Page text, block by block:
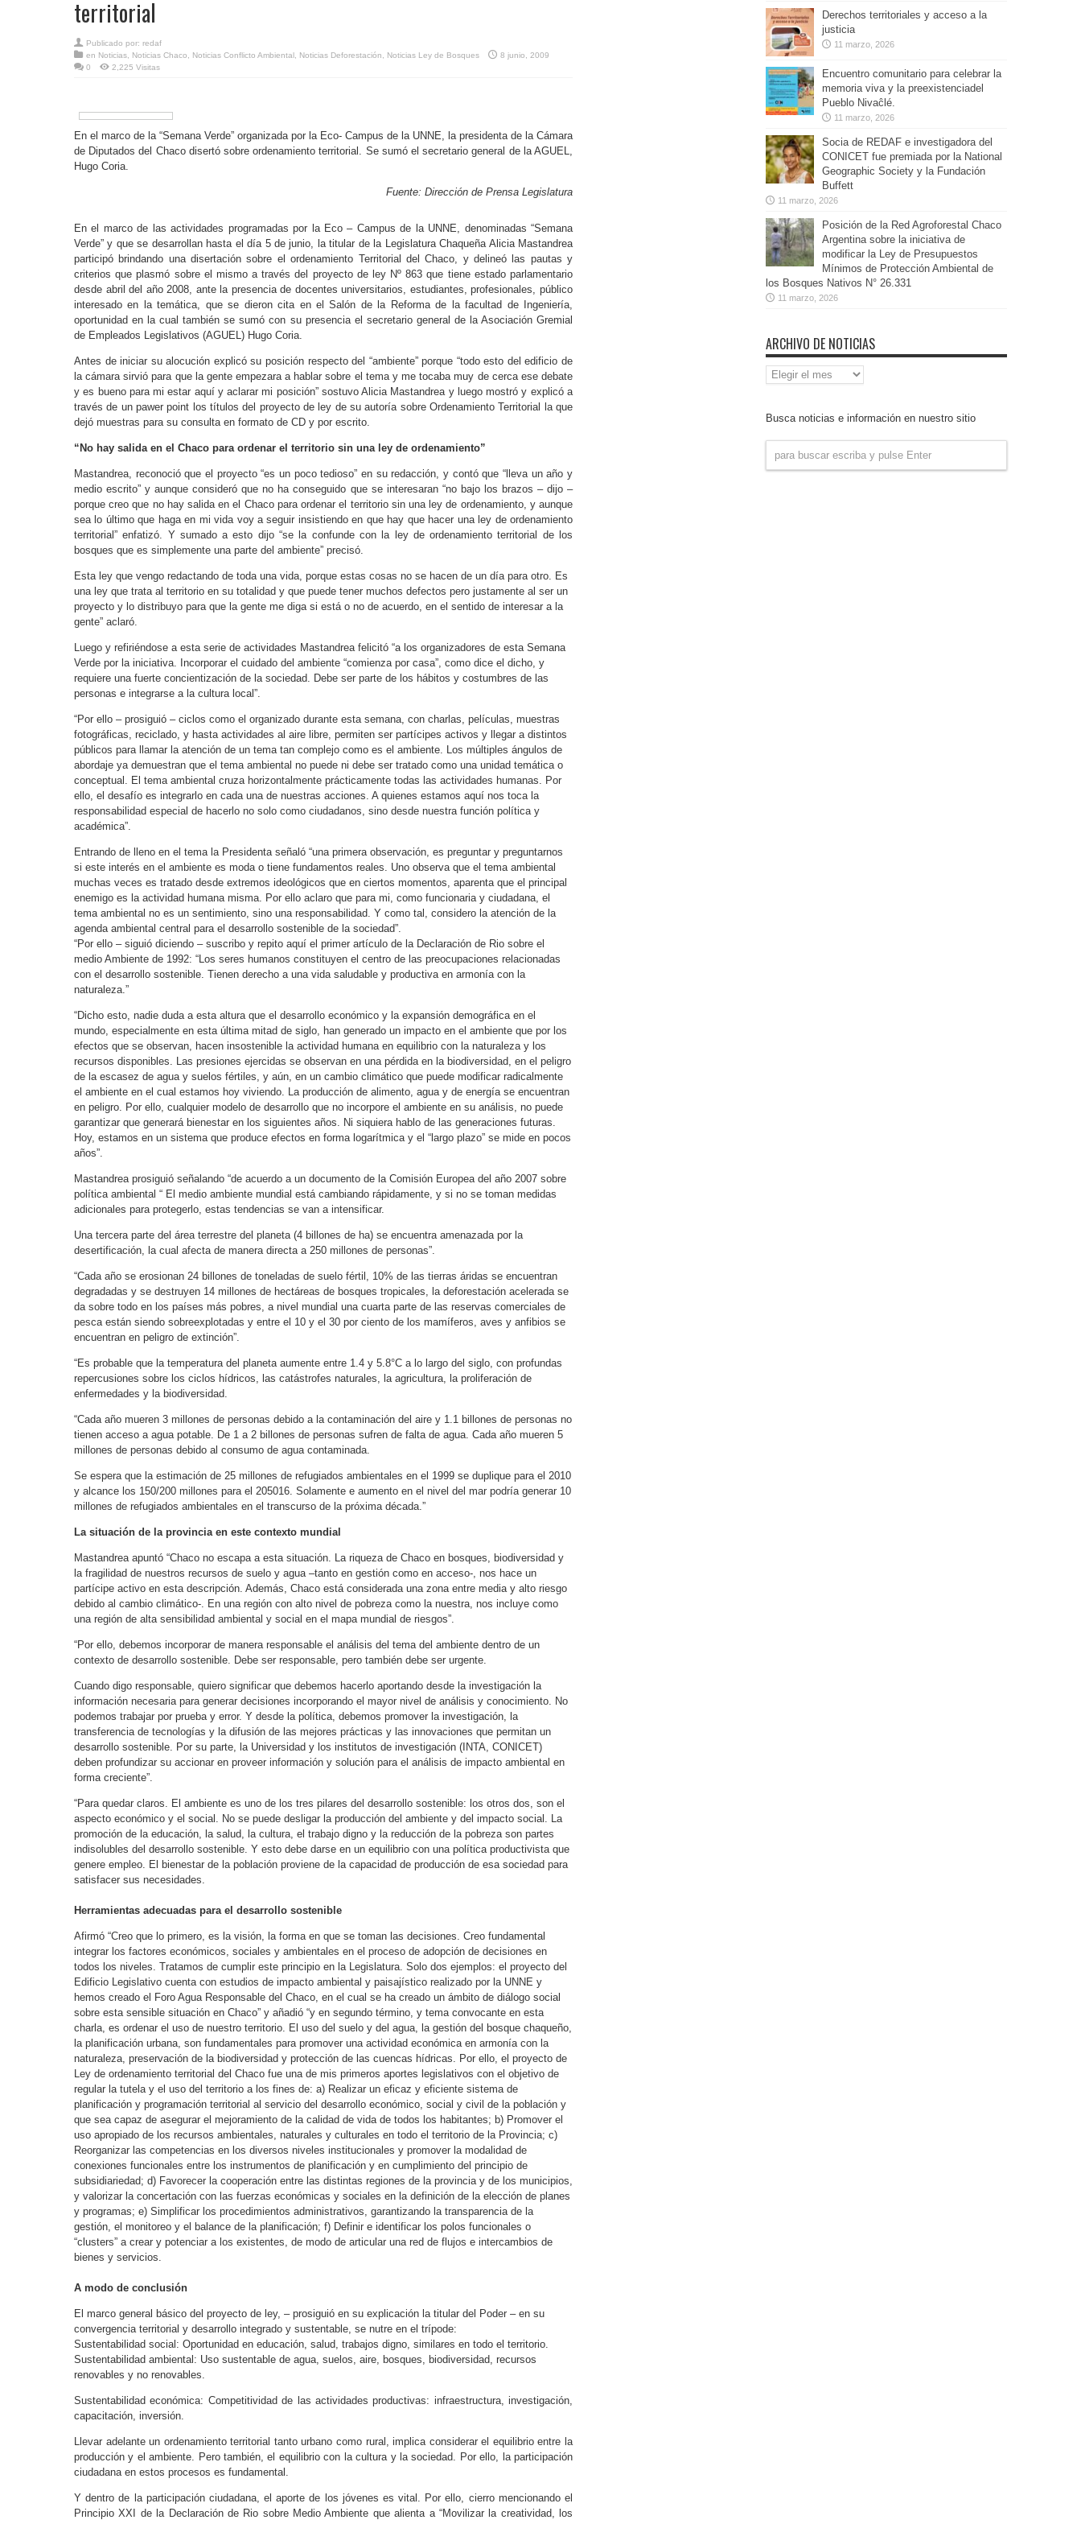
territorial
Publicado por: redaf
en Noticias Noticias Chaco Noticias Conflicto Ambiental Noticias Deforestación Noticias Ley de Bosques
8 junio, 2009
0
2,225 Visitas
En el marco de la “Semana Verde” organizada por la Eco- Campus de la UNNE, la presidenta de la Cámara
de Diputados del Chaco disertó sobre ordenamiento territorial. Se sumó el secretario general de la AGUEL,
Hugo Coria.
Fuente: Dirección de Prensa Legislatura
En el marco de las actividades programadas por la Eco – Campus de la UNNE, denominadas “Semana
Verde” y que se desarrollan hasta el día 5 de junio, la titular de la Legislatura Chaqueña Alicia Mastandrea
participó brindando una disertación sobre el ordenamiento Territorial del Chaco, y delineó las pautas y
criterios que plasmó sobre el mismo a través del proyecto de ley Nº 863 que tiene estado parlamentario
desde abril del año 2008, ante la presencia de docentes universitarios, estudiantes, profesionales, público
interesado en la temática, que se dieron cita en el Salón de la Reforma de la facultad de Ingeniería,
oportunidad en la cual también se sumó con su presencia el secretario general de la Asociación Gremial
de Empleados Legislativos (AGUEL) Hugo Coria.
Antes de iniciar su alocución explicó su posición respecto del “ambiente” porque “todo esto del edificio de
la cámara sirvió para que la gente empezara a hablar sobre el tema y me tocaba muy de cerca ese debate
y es bueno para mi estar aquí y aclarar mi posición” sostuvo Alicia Mastandrea y luego mostró y explicó a
través de un pawer point los títulos del proyecto de ley de su autoría sobre Ordenamiento Territorial la que
dejó muestras para su consulta en formato de CD y por escrito.
“No hay salida en el Chaco para ordenar el territorio sin una ley de ordenamiento”
Mastandrea, reconoció que el proyecto “es un poco tedioso” en su redacción, y contó que “lleva un año y
medio escrito” y aunque consideró que no ha conseguido que se interesaran “no bajo los brazos – dijo –
porque creo que no hay salida en el Chaco para ordenar el territorio sin una ley de ordenamiento, y aunque
sea lo último que haga en mi vida voy a seguir insistiendo en que hay que hacer una ley de ordenamiento
territorial” enfatizó. Y sumado a esto dijo “se la confunde con la ley de ordenamiento territorial de los
bosques que es simplemente una parte del ambiente” precisó.
Esta ley que vengo redactando de toda una vida, porque estas cosas no se hacen de un día para otro. Es
una ley que trata al territorio en su totalidad y que puede tener muchos defectos pero justamente al ser un
proyecto y lo distribuyo para que la gente me diga si está o no de acuerdo, en el sentido de interesar a la
gente” aclaró.
Luego y refiriéndose a esta serie de actividades Mastandrea felicitó “a los organizadores de esta Semana
Verde por la iniciativa. Incorporar el cuidado del ambiente “comienza por casa”, como dice el dicho, y
requiere una fuerte concientización de la sociedad. Debe ser parte de los hábitos y costumbres de las
personas e integrarse a la cultura local”.
“Por ello – prosiguió – ciclos como el organizado durante esta semana, con charlas, películas, muestras
fotográficas, reciclado, y hasta actividades al aire libre, permiten ser partícipes activos y llegar a distintos
públicos para llamar la atención de un tema tan complejo como es el ambiente. Los múltiples ángulos de
abordaje ya demuestran que el tema ambiental no puede ni debe ser tratado como una unidad temática o
conceptual. El tema ambiental cruza horizontalmente prácticamente todas las actividades humanas. Por
ello, el desafío es integrarlo en cada una de nuestras acciones. A quienes estamos aquí nos toca la
responsabilidad especial de hacerlo no solo como ciudadanos, sino desde nuestra función política y
académica”.
Entrando de lleno en el tema la Presidenta señaló “una primera observación, es preguntar y preguntarnos
si este interés en el ambiente es moda o tiene fundamentos reales. Uno observa que el tema ambiental
muchas veces es tratado desde extremos ideológicos que en ciertos momentos, aparenta que el principal
enemigo es la actividad humana misma. Por ello aclaro que para mi, como funcionaria y ciudadana, el
tema ambiental no es un sentimiento, sino una responsabilidad. Y como tal, considero la atención de la
agenda ambiental central para el desarrollo sostenible de la sociedad”.
“Por ello – siguió diciendo – suscribo y repito aquí el primer artículo de la Declaración de Rio sobre el
medio Ambiente de 1992: “Los seres humanos constituyen el centro de las preocupaciones relacionadas
con el desarrollo sostenible. Tienen derecho a una vida saludable y productiva en armonía con la
naturaleza.”
“Dicho esto, nadie duda a esta altura que el desarrollo económico y la expansión demográfica en el
mundo, especialmente en esta última mitad de siglo, han generado un impacto en el ambiente que por los
efectos que se observan, hacen insostenible la actividad humana en equilibrio con la naturaleza y los
recursos disponibles. Las presiones ejercidas se observan en una pérdida en la biodiversidad, en el peligro
de la escasez de agua y suelos fértiles, y aún, en un cambio climático que puede modificar radicalmente
el ambiente en el cual estamos hoy viviendo. La producción de alimento, agua y de energía se encuentran
en peligro. Por ello, cualquier modelo de desarrollo que no incorpore el ambiente en su análisis, no puede
garantizar que generará bienestar en los siguientes años. Ni siquiera hablo de las generaciones futuras.
Hoy, estamos en un sistema que produce efectos en forma logarítmica y el “largo plazo” se mide en pocos
años”.
Mastandrea prosiguió señalando “de acuerdo a un documento de la Comisión Europea del año 2007 sobre
política ambiental “ El medio ambiente mundial está cambiando rápidamente, y si no se toman medidas
adicionales para protegerlo, estas tendencias se van a intensificar.
Una tercera parte del área terrestre del planeta (4 billones de ha) se encuentra amenazada por la
desertificación, la cual afecta de manera directa a 250 millones de personas”.
“Cada año se erosionan 24 billones de toneladas de suelo fértil, 10% de las tierras áridas se encuentran
degradadas y se destruyen 14 millones de hectáreas de bosques tropicales, la deforestación acelerada se
da sobre todo en los países más pobres, a nivel mundial una cuarta parte de las reservas comerciales de
pesca están siendo sobreexplotadas y entre el 10 y el 30 por ciento de los mamíferos, aves y anfibios se
encuentran en peligro de extinción”.
“Es probable que la temperatura del planeta aumente entre 1.4 y 5.8°C a lo largo del siglo, con profundas
repercusiones sobre los ciclos hídricos, las catástrofes naturales, la agricultura, la proliferación de
enfermedades y la biodiversidad.
“Cada año mueren 3 millones de personas debido a la contaminación del aire y 1.1 billones de personas no
tienen acceso a agua potable. De 1 a 2 billones de personas sufren de falta de agua. Cada año mueren 5
millones de personas debido al consumo de agua contaminada.
Se espera que la estimación de 25 millones de refugiados ambientales en el 1999 se duplique para el 2010
y alcance los 150/200 millones para el 205016. Solamente e aumento en el nivel del mar podría generar 10
millones de refugiados ambientales en el transcurso de la próxima década.”
La situación de la provincia en este contexto mundial
Mastandrea apuntó “Chaco no escapa a esta situación. La riqueza de Chaco en bosques, biodiversidad y
la fragilidad de nuestros recursos de suelo y agua –tanto en gestión como en acceso-, nos hace un
partícipe activo en esta descripción. Además, Chaco está considerada una zona entre media y alto riesgo
debido al cambio climático-. En una región con alto nivel de pobreza como la nuestra, nos incluye como
una región de alta sensibilidad ambiental y social en el mapa mundial de riesgos”.
“Por ello, debemos incorporar de manera responsable el análisis del tema del ambiente dentro de un
contexto de desarrollo sostenible. Debe ser responsable, pero también debe ser urgente.
Cuando digo responsable, quiero significar que debemos hacerlo aportando desde la investigación la
información necesaria para generar decisiones incorporando el mayor nivel de análisis y conocimiento. No
podemos trabajar por prueba y error. Y desde la política, debemos promover la investigación, la
transferencia de tecnologías y la difusión de las mejores prácticas y las innovaciones que permitan un
desarrollo sostenible. Por su parte, la Universidad y los institutos de investigación (INTA, CONICET)
deben profundizar su accionar en proveer información y solución para el análisis de impacto ambiental en
forma creciente”.
“Para quedar claros. El ambiente es uno de los tres pilares del desarrollo sostenible: los otros dos, son el
aspecto económico y el social. No se puede desligar la producción del ambiente y del impacto social. La
promoción de la educación, la salud, la cultura, el trabajo digno y la reducción de la pobreza son partes
indisolubles del desarrollo sostenible. Y esto debe darse en un equilibrio con una política productivista que
genere empleo. El bienestar de la población proviene de la capacidad de producción de esa sociedad para
satisfacer sus necesidades.
Herramientas adecuadas para el desarrollo sostenible
Afirmó “Creo que lo primero, es la visión, la forma en que se toman las decisiones. Creo fundamental
integrar los factores económicos, sociales y ambientales en el proceso de adopción de decisiones en
todos los niveles. Tratamos de cumplir este principio en la Legislatura. Solo dos ejemplos: el proyecto del
Edificio Legislativo cuenta con estudios de impacto ambiental y paisajístico realizado por la UNNE y
hemos creado el Foro Agua Responsable del Chaco, en el cual se ha creado un ámbito de diálogo social
sobre esta sensible situación en Chaco” y añadió “y en segundo término, y tema convocante en esta
charla, es ordenar el uso de nuestro territorio. El uso del suelo y del agua, la gestión del bosque chaqueño,
la planificación urbana, son fundamentales para promover una actividad económica en armonía con la
naturaleza, preservación de la biodiversidad y protección de las cuencas hídricas. Por ello, el proyecto de
Ley de ordenamiento territorial del Chaco fue una de mis primeros aportes legislativos con el objetivo de
regular la tutela y el uso del territorio a los fines de: a) Realizar un eficaz y eficiente sistema de
planificación y programación territorial al servicio del desarrollo económico, social y civil de la población y
que sea capaz de asegurar el mejoramiento de la calidad de vida de todos los habitantes; b) Promover el
uso apropiado de los recursos ambientales, naturales y culturales en todo el territorio de la Provincia; c)
Reorganizar las competencias en los diversos niveles institucionales y promover la modalidad de
conexiones funcionales entre los instrumentos de planificación y en cumplimiento del principio de
subsidiariedad; d) Favorecer la cooperación entre las distintas regiones de la provincia y de los municipios,
y valorizar la concertación con las fuerzas económicas y sociales en la definición de la elección de planes
y programas; e) Simplificar los procedimientos administrativos, garantizando la transparencia de la
gestión, el monitoreo y el balance de la planificación; f) Definir e identificar los polos funcionales o
“clusters” a crear y potenciar a los existentes, de modo de articular una red de flujos e intercambios de
bienes y servicios.
A modo de conclusión
El marco general básico del proyecto de ley, – prosiguió en su explicación la titular del Poder – en su
convergencia territorial y desarrollo integrado y sustentable, se nutre en el trípode:
Sustentabilidad social: Oportunidad en educación, salud, trabajos digno, similares en todo el territorio.
Sustentabilidad ambiental: Uso sustentable de agua, suelos, aire, bosques, biodiversidad, recursos
renovables y no renovables.
Sustentabilidad económica: Competitividad de las actividades productivas: infraestructura, investigación,
capacitación, inversión.
Llevar adelante un ordenamiento territorial tanto urbano como rural, implica considerar el equilibrio entre la
producción y el ambiente. Pero también, el equilibrio con la cultura y la sociedad. Por ello, la participación
ciudadana en estos procesos es fundamental.
Y dentro de la participación ciudadana, el aporte de los jóvenes es vital. Por ello, cierro mencionando el
Principio XXI de la Declaración de Rio sobre Medio Ambiente que alienta a “Movilizar la creatividad, los
Derechos territoriales y acceso a la
justicia
11 marzo, 2026
Encuentro comunitario para celebrar la
memoria viva y la preexistenciadel
Pueblo Nivaĉlé.
11 marzo, 2026
Socia de REDAF e investigadora del
CONICET fue premiada por la National
Geographic Society y la Fundación
Buffett
11 marzo, 2026
Posición de la Red Agroforestal Chaco
Argentina sobre la iniciativa de
modificar la Ley de Presupuestos
Mínimos de Protección Ambiental de
los Bosques Nativos N° 26.331
11 marzo, 2026
ARCHIVO DE NOTICIAS
Archivo
de
Busca noticias e información en nuestro sitio